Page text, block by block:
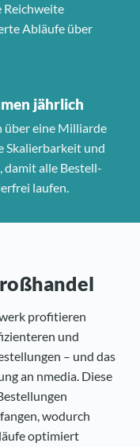
Reichweite
Abläufe über
jährlich
über eine Milliarde
Skalierbarkeit und
alle Bestell-
laufen.
profitieren
und
– und das
an nmedia. Diese
wodurch
optimiert